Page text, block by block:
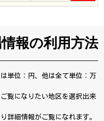
報の利用方法
単位：円、他は全て単位：万
覧になりたい地区を選択出来
詳細情報がご覧になれます。